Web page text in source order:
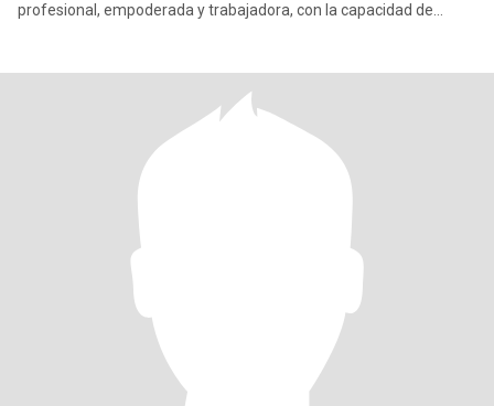
profesional, empoderada y trabajadora, con la capacidad de